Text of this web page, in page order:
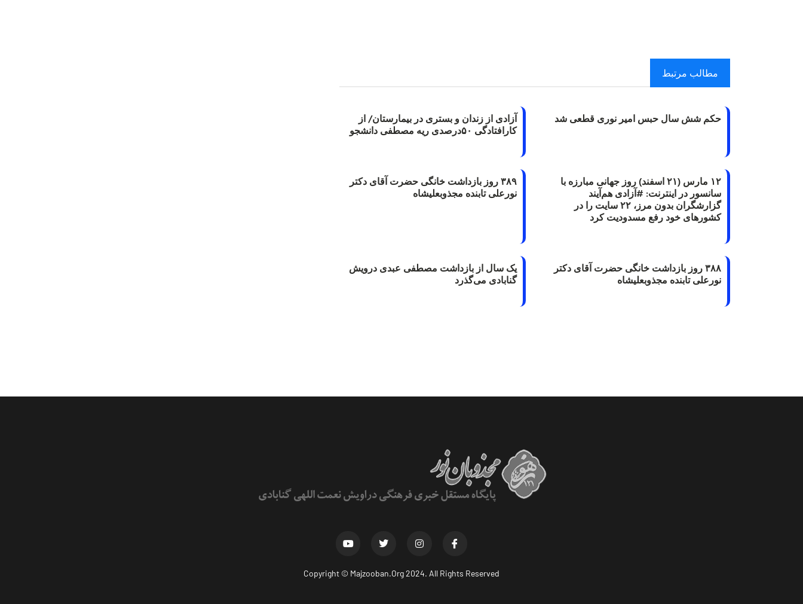
مطالب مرتبط
حکم شش سال حبس امیر نوری قطعی شد
آزادی از زندان و بستری در بیمارستان/ از
کارافتادگی ۵۰درصدی ریه مصطفی دانشجو
۱۲ مارس (۲۱ اسفند) روز جهانی مبارزه با
سانسور در اینترنت: #آزادی هم‌آیند
گزارشگران‌ بدون مرز، ۲۲ سایت را در
کشورهای خود رفع مسدودیت کرد
۳۸۹ روز بازداشت خانگی حضرت آقای دکتر
نورعلی تابنده مجذوبعلیشاه
۳۸۸ روز بازداشت خانگی حضرت آقای دکتر
نورعلی تابنده مجذوبعلیشاه
یک سال از بازداشت مصطفی عبدی درویش
گنابادی می‌گذرد
Copyright © Majzooban.Org2024. All Rights Reserved